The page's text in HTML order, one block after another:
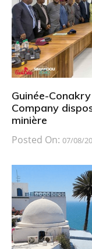
Guinée-
Company
minière
Posted On: 07/08/